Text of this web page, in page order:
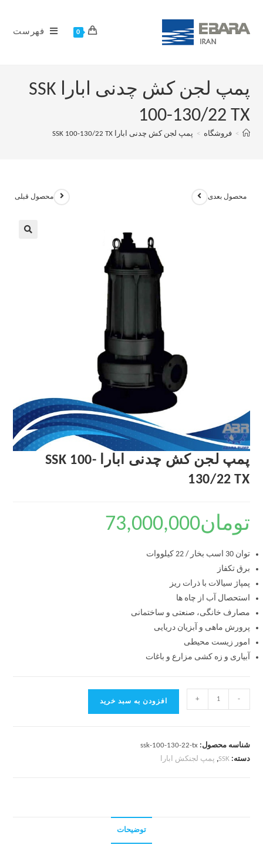
0 فهرست
پمپ لجن کش چدنی ابارا SSK
100-130/22 TX
> فروشگاه > پمپ لجن کش چدنی ابارا SSK 100-130/22 TX
محصول قبلی محصول بعدی
پمپ لجن کش چدنی ابارا SSK 100-
130/22 TX
تومان73,000,000
توان 30 اسب بخار / 22 کیلووات
برق تکفاز
پمپاژ سیالات با ذرات ریز
استحصال آب از چاه ها
مصارف خانگی، صنعتی و ساختمانی
پرورش ماهی و آبزیان دریایی
امور زیست محیطی
آبیاری و زه کشی مزارع و باغات
-
+ افزودن به سبد خرید
شناسه محصول:ssk-100-130-22-tx
دسته:SSK
, پمپ لجنکش ابارا
توضیحات